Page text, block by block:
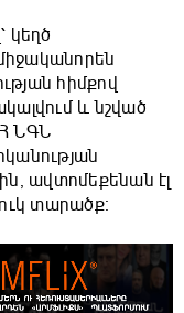
կեղծ
հիմքով
և նշված
ՆԳՆ
ավտոմեքենան էլ
տարածք։